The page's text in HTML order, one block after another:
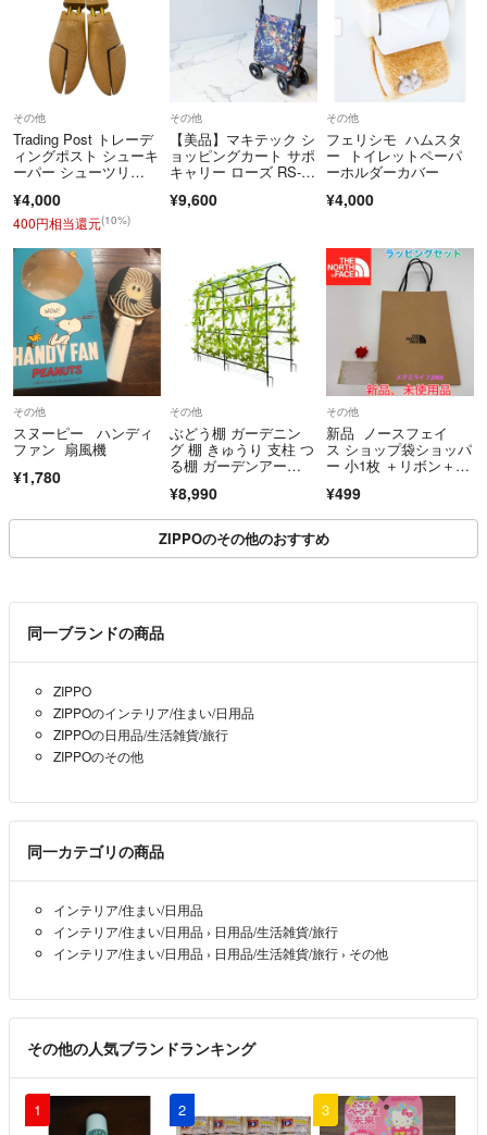
その他
Trading Post トレーデ
ィングポスト シューキ
ーパー シューツリ
４
¥4,000
400円相当還元(10%)
その他
【美品】マキテック シ
ョッピングカート サポ
キャリー ローズ RS-20
¥9,600
その他
フェリシモ ハムスタ
ー トイレットペーパ
ーホルダーカバー
¥4,000
その他
スヌーピー ハンディ
ファン 扇風機
¥1,780
その他
ぶどう棚 ガーデニン
グ 棚 きゅうり 支柱 つ
る棚 ガーデンアー
¥8,990
その他
新品 ノースフェイ
ス ショップ袋ショッパ
ー 小1枚 ＋リボン＋カ
¥499
ZIPPOのその他のおすすめ
同一ブランドの商品
ZIPPO
ZIPPOのインテリア/住まい/日用品
ZIPPOの日用品/生活雑貨/旅行
ZIPPOのその他
同一カテゴリの商品
インテリア/住まい/日用品
インテリア/住まい/日用品 › 日用品/生活雑貨/旅行
インテリア/住まい/日用品 › 日用品/生活雑貨/旅行 › その他
その他の人気ブランドランキング
1 2 3